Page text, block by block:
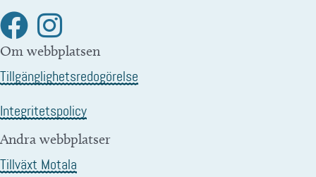
Om webbplatsen
Tillgänglighetsredogörelse
Integritetspolicy
Andra webbplatser
Tillväxt Motala